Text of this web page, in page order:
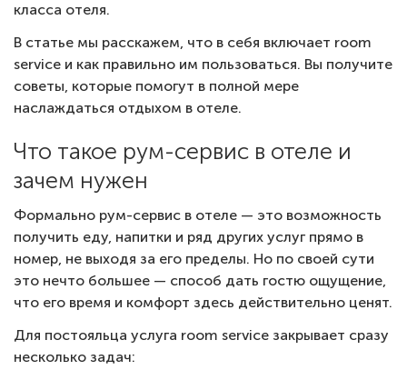
класса отеля.
В статье мы расскажем, что в себя включает room
service и как правильно им пользоваться. Вы получите
советы, которые помогут в полной мере
наслаждаться отдыхом в отеле.
Что такое рум-сервис в отеле и
зачем нужен
Формально рум-сервис в отеле — это возможность
получить еду, напитки и ряд других услуг прямо в
номер, не выходя за его пределы. Но по своей сути
это нечто большее — способ дать гостю ощущение,
что его время и комфорт здесь действительно ценят.
Для постояльца услуга room service закрывает сразу
несколько задач: